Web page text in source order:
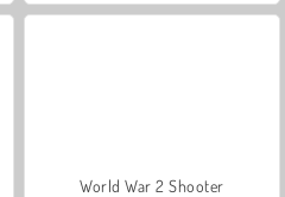
World War 2 Shooter